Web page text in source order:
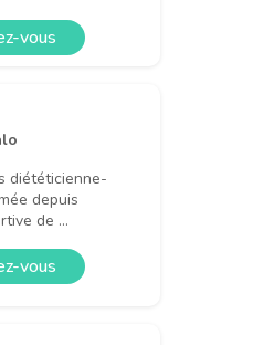
vous
diététicienne-
depuis
de ...
vous